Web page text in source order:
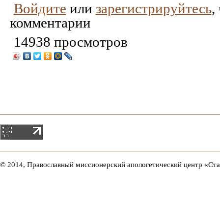
Войдите или зарегистрируйтесь,
комментарии
14938 просмотров
© 2014, Православный миссионерский апологетический центр